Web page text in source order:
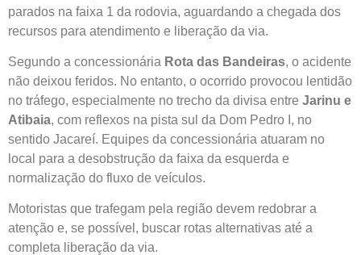
parados na faixa 1 da rodovia, aguardando a chegada dos
recursos para atendimento e liberação da via.
Segundo a concessionária Rota das Bandeiras, o acidente
não deixou feridos. No entanto, o ocorrido provocou lentidão
no tráfego, especialmente no trecho da divisa entre Jarinu e
Atibaia, com reflexos na pista sul da Dom Pedro I, no
sentido Jacareí. Equipes da concessionária atuaram no
local para a desobstrução da faixa da esquerda e
normalização do fluxo de veículos.
Motoristas que trafegam pela região devem redobrar a
atenção e, se possível, buscar rotas alternativas até a
completa liberação da via.